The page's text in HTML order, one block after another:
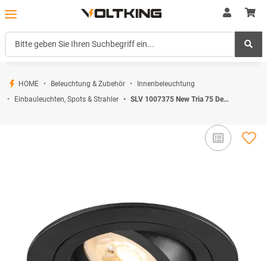
HOME Beleuchtung & Zubehör
Innenbeleuchtung
Einbauleuchten, Spots & Strahler
SLV 1007375 New Tria 75 Deckeneinbauleuchte rund max. 10W GU10 schwarz